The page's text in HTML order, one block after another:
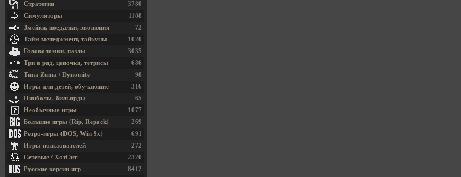
3780
Стратегии
1188
Симуляторы
72
Змейки, поедалки, эволюция
1020
Тайм менеджмент, тайкуны
3035
Головоломки, пазлы
686
Три в ряд, цепочки, тетрисы
98
Типа Zuma / Dynomite
316
Игры для детей, обучающие
65
Пинболы, бильярды
1077
Необычные игры
269
Большие игры (Rip, Repack)
691
Ретро-игры (DOS, Win 9x)
272
Игры пользователей
2320
Сетевые / ХотСит
8412
Русские версии игр